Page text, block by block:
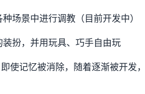
场景中进行调教（目前开发中）
扮，并用玩具、巧手自由玩
使记忆被消除，随着逐渐被开发